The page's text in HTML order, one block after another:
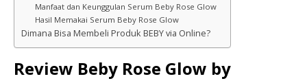
Manfaat dan Keunggulan Serum Beby Rose Glow
Hasil Memakai Serum Beby Rose Glow
Dimana Bisa Membeli Produk BEBY via Online?
Review Beby Rose Glow by